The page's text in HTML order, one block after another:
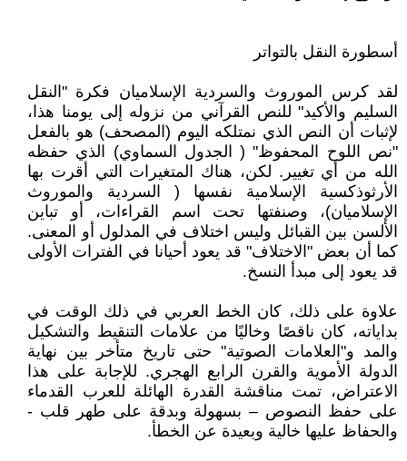
أسطورة النقل بالتواتر
لقد كرس الموروث والسردية الإسلاميان فكرة "النقل
السليم والأكيد" للنص القرآني من نزوله إلى يومنا هذا،
لإثبات أن النص الذي نمتلكه اليوم (المصحف) هو بالفعل
"نص اللوح المحفوظ" ( الجدول السماوي) الذي حفظه
الله من أي تغيير. لكن، هناك المتغيرات التي أقرت بها
الأرثوذكسية الإسلامية نفسها ( السردية والموروث
الإسلاميان)، وصنفتها تحت اسم القراءات، أو تباين
الألسن بين القبائل وليس اختلاف في المدلول أو المعنى.
كما أن بعض "الاختلاف" قد يعود أحيانا في الفترات الأولى
قد يعود إلى مبدأ النسخ.
علاوة على ذلك، كان الخط العربي في ذلك الوقت في
بداياته، كان ناقصًا وخاليًا من علامات التنقيط والتشكيل
والمد و"العلامات الصوتية" حتى تاريخ متأخر بين نهاية
الدولة الأموية والقرن الرابع الهجري. للإجابة على هذا
الاعتراض، تمت مناقشة القدرة الهائلة للعرب القدماء
على حفظ النصوص – بسهولة وبدقة على طهر قلب -
والحفاظ عليها خالية وبعيدة عن الخطأ.